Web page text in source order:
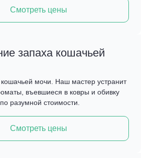
Смотреть цены
запаха кошачьей
мочи. Наш мастер устранит
въевшиеся в ковры и обивку
разумной стоимости.
Смотреть цены